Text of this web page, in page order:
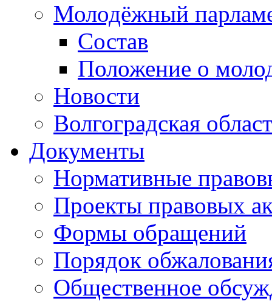
Молодёжный
Состав
Положение о
Новости
Волгоградская
Документы
Нормативные
Проекты правовых
Формы обращений
Порядок
Общественное